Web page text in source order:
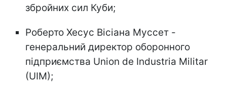
збройних сил Куби;
Роберто Хесус Вісіана Муссет -
генеральний директор оборонного
підприємства Union de Industria Militar
(UIM);